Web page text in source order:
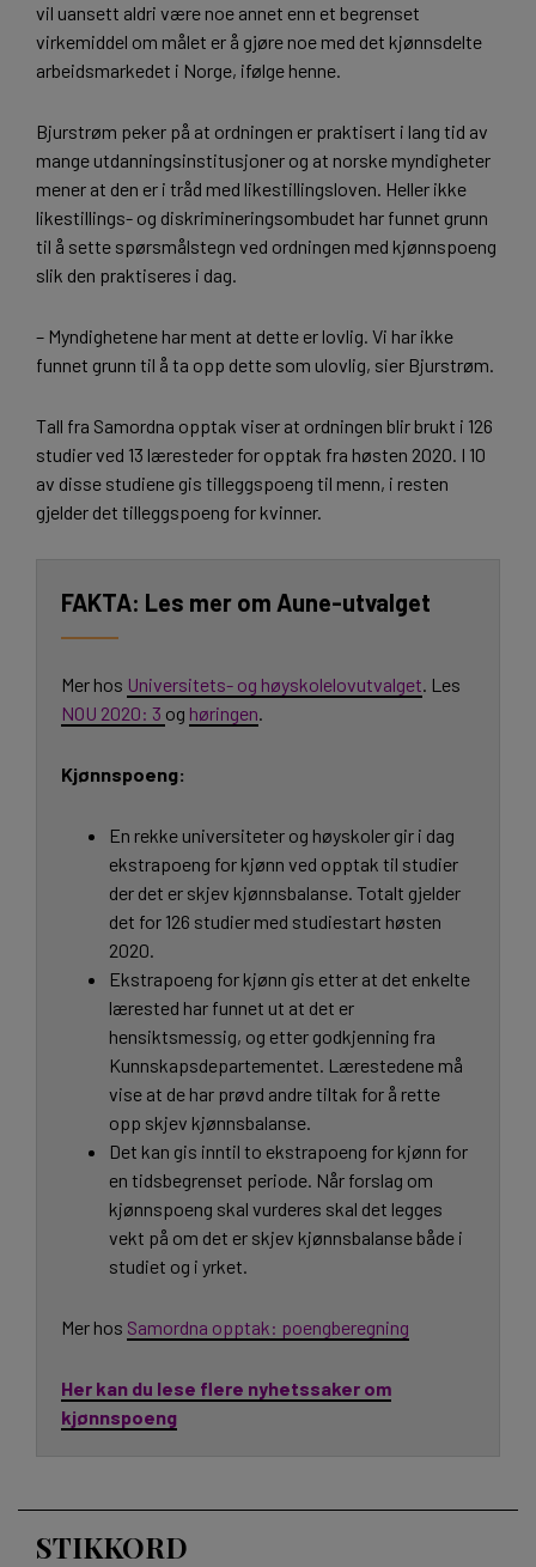
vil uansett aldri være noe annet enn et begrenset
virkemiddel om målet er å gjøre noe med det kjønnsdelte
arbeidsmarkedet i Norge, ifølge henne.
Bjurstrøm peker på at ordningen er praktisert i lang tid av
mange utdanningsinstitusjoner og at norske myndigheter
mener at den er i tråd med likestillingsloven. Heller ikke
likestillings- og diskrimineringsombudet har funnet grunn
til å sette spørsmålstegn ved ordningen med kjønnspoeng
slik den praktiseres i dag.
– Myndighetene har ment at dette er lovlig. Vi har ikke
funnet grunn til å ta opp dette som ulovlig, sier Bjurstrøm.
Tall fra Samordna opptak viser at ordningen blir brukt i 126
studier ved 13 læresteder for opptak fra høsten 2020. I 10
av disse studiene gis tilleggspoeng til menn, i resten
gjelder det tilleggspoeng for kvinner.
Les mer om Aune-utvalget
Mer hos Universitets- og høyskolelovutvalget. Les
NOU 2020: 3 og høringen.
Kjønnspoeng:
En rekke universiteter og høyskoler gir i dag
ekstrapoeng for kjønn ved opptak til studier
der det er skjev kjønnsbalanse. Totalt gjelder
det for 126 studier med studiestart høsten
2020.
Ekstrapoeng for kjønn gis etter at det enkelte
lærested har funnet ut at det er
hensiktsmessig, og etter godkjenning fra
Kunnskapsdepartementet. Lærestedene må
vise at de har prøvd andre tiltak for å rette
opp skjev kjønnsbalanse.
Det kan gis inntil to ekstrapoeng for kjønn for
en tidsbegrenset periode. Når forslag om
kjønnspoeng skal vurderes skal det legges
vekt på om det er skjev kjønnsbalanse både i
studiet og i yrket.
Mer hos Samordna opptak: poengberegning
Her kan du lese flere nyhetssaker om
kjønnspoeng
STIKKORD